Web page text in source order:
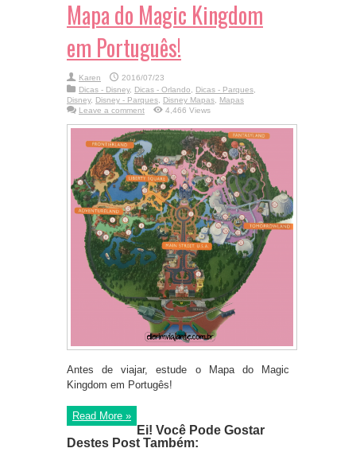
Mapa do Magic Kingdom
em Português!
Karen
2016/07/23
Dicas - Disney, Dicas - Orlando, Dicas - Parques,
Disney, Disney - Parques, Disney Mapas, Mapas
Leave a comment
4,466 Views
Antes de viajar, estude o Mapa do Magic
Kingdom em Portugês!
Read More »
Ei! Você Pode Gostar
Destes Post Também: